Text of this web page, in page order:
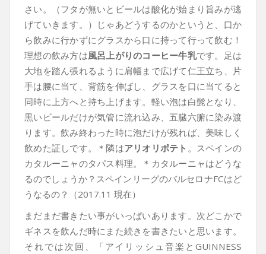
さい。（フタが無いとビールは酸化が始まり旨みが逃
げていきます。）じゃあどうするのかというと、口か
ら飲みに行かずにグラスから口に持って行って飲む！
理想の飲み方は風呂上がりのコーヒー牛乳です。足は
大地を踏ん張れるように肩幅まで広げて仁王立ち、片
手は腰に当て、背筋を伸ばし、グラスを口に当てると
同時に上方へと持ち上げます。軽い泡は白髭となり、
黒いビールだけが気管に流れ込み、五臓六腑に染み渡
ります。飲み終わった時に泡だけが残れば、美味しく
飲めた証しです。＊隣はアリオリポテト 。スペインの
カタルーニャのタパス料理。＊カタルーニャはどうな
るのでしょうか？スペインリーグのバルセロナFCはど
うなるの？（2017.11 現在）
まだまだ書きたい事がいっぱいあります。次どこかで
ギネスを飲んだ時にまた続きを書きたいと思います。
それでは次回、「アイリッシュ音楽とGUINNESS